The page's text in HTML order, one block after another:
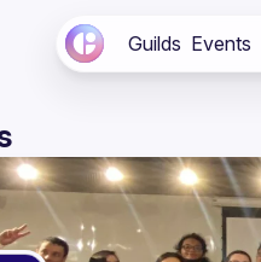
Guilds Events